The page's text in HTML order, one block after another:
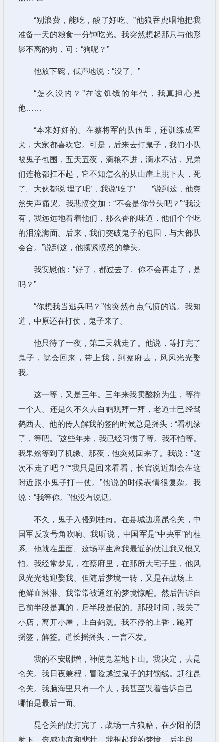
“别浪费，能吃，酸了好吃。”他狼吞虎咽地把我
准备一天的粮食一分钟吃光。我突然想起那只与他形
影不离的狗，问：“狗呢？”
他放下碗，低声地说：“没了。”
“怎么没的？”在这饥饿的年代，我真担心是
他……
“本来好好的。在蔡将军的队伍里，还训练成军
犬，大家都喜欢它。可是，后来去打鬼子，我们小队
被鬼子包围，五天五夜，滴粮不进，滴水不沾，兄弟
们连枪都扛不起，它不知怎么的从山崖上跳下去，死
了。大伙都说‘埋了吧’，我说‘吃了’……”说到这，他突
然失声痛哭。我悲愤交加：“不会是你带头吧？”“我没
有，我远远地看着他们，那么香的味道，他们个个吃
的泪流满面。后来，我们突破鬼子的包围，与大部队
会合。”说到这，他攥紧愤怒的拳头。
我安慰他：“好了，都过去了。你不会再走了，是
吗？”
“你想我当逃兵吗？”他突然有点气愤的说。我知
道，中原还在打仗，鬼子来了。
他只待了一夜，第二天就走了。他说，等打完了
鬼子，就会回来，带上我，到蔡府去，风风光光娶
我。
这一等，又是三年。三年来我卖酸粉为生，等待
一个人。还是久不久去白鹤观拜一拜，老道士已经驾
鹤西去。他的传人解我的签的时候总是摇头：“看机缘
了，等吧。”这些年来，我已经习惯了等。我不怕等。
我果然等到了机缘。那夜，他突然回来了。我说：“这
次不走了吧？”“我只是回来看看，长官说近期会在这
附近跟小鬼子打一仗。”他说的时候表情很复杂。我
说：“我等你。”他没有说话。
不久，鬼子入侵到桂南。在县城边境昆仑关，中
国军反攻号角吹响。我听说，中国军是“中央军”的桂
系。他就在里面。这场平生离我最近的仗让我又恨又
怕。我经常梦见，在蔡府里，在那所大宅子里，他风
风光光地迎娶我。但随后梦境一转，又是在战场上，
他鲜血淋淋。我常常被通红的梦境惊醒。然后告诉自
己前半段是真的，后半段是假的。那段时间，我关了
小店，离开小屋，上白鹤观。我不停的上香，跪拜，
摇签，解签。道长摇摇头，一言不发。
我的不安剧增，神使鬼差地下山。我决定，去昆
仑关。我日夜兼程，冒险越过鬼子的封锁线。赶往昆
仑关。我脑海里只有一个人，我甚至哭着告诉自己，
哪怕是最后一面。
昆仑关的仗打完了，战场一片狼藉，在夕阳的照
射下，倍感凄凉和悲壮，我想起我的梦境，后半段。